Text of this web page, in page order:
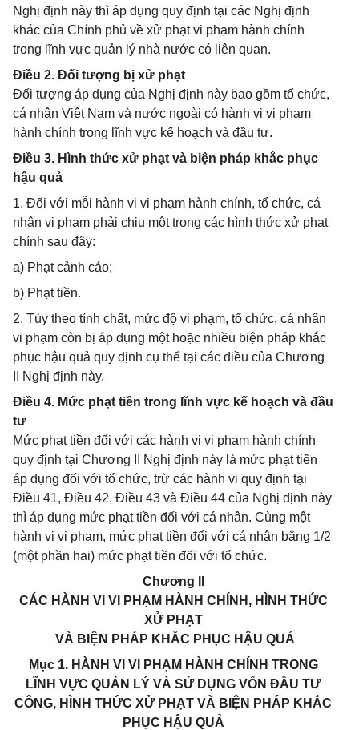
Nghị định này thì áp dụng quy định tại các Nghị định
khác của Chính phủ về xử phạt vi phạm hành chính
trong lĩnh vực quản lý nhà nước có liên quan.
Điều 2. Đối tượng bị xử phạt
Đối tượng áp dụng của Nghị định này bao gồm tổ chức,
cá nhân Việt Nam và nước ngoài có hành vi vi phạm
hành chính trong lĩnh vực kế hoạch và đầu tư.
Điều 3. Hình thức xử phạt và biện pháp khắc phục
hậu quả
1. Đối với mỗi hành vi vi phạm hành chính, tổ chức, cá
nhân vi phạm phải chịu một trong các hình thức xử phạt
chính sau đây:
a) Phạt cảnh cáo;
b) Phạt tiền.
2. Tùy theo tính chất, mức độ vi phạm, tổ chức, cá nhân
vi phạm còn bị áp dụng một hoặc nhiều biện pháp khắc
phục hậu quả quy định cụ thể tại các điều của Chương
II Nghị định này.
Điều 4. Mức phạt tiền trong lĩnh vực kế hoạch và đầu
tư
Mức phạt tiền đối với các hành vi vi phạm hành chính
quy định tại Chương II Nghị định này là mức phạt tiền
áp dụng đối với tổ chức, trừ các hành vi quy định tại
Điều 41, Điều 42, Điều 43 và Điều 44 của Nghị định này
thì áp dụng mức phạt tiền đối với cá nhân. Cùng một
hành vi vi phạm, mức phạt tiền đối với cá nhân bằng 1/2
(một phần hai) mức phạt tiền đối với tổ chức.
Chương II
CÁC HÀNH VI VI PHẠM HÀNH CHÍNH, HÌNH THỨC
XỬ PHẠT
VÀ BIỆN PHÁP KHẮC PHỤC HẬU QUẢ
Mục 1. HÀNH VI VI PHẠM HÀNH CHÍNH TRONG
LĨNH VỰC QUẢN LÝ VÀ SỬ DỤNG VỐN ĐẦU TƯ
CÔNG, HÌNH THỨC XỬ PHẠT VÀ BIỆN PHÁP KHẮC
PHỤC HẬU QUẢ